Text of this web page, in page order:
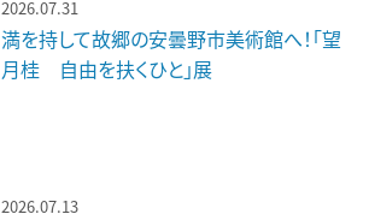
2026.07.31
満を持して故郷の安曇野市美術館へ！「望
月桂 自由を扶くひと」展
2026.07.13